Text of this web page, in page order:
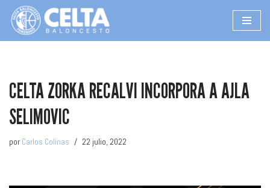
Saltar
CELTA ZORKA RECALVI INCORPORA A AJLA
SELIMOVIC
por Carlos Colinas 22 julio, 2022